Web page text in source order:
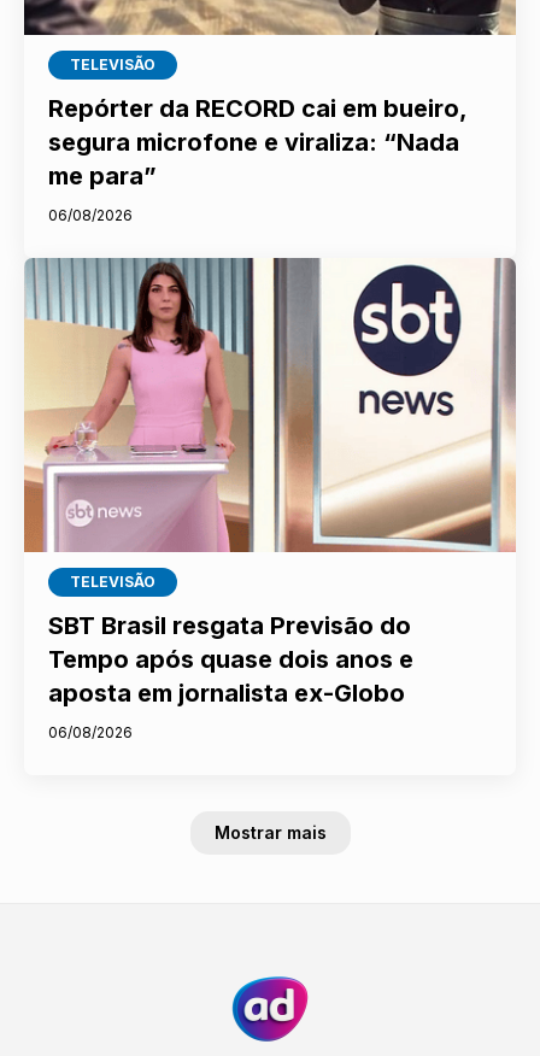
TELEVISÃO
Repórter da RECORD cai em bueiro,
segura microfone e viraliza: “Nada
me para”
06/08/2026
TELEVISÃO
SBT Brasil resgata Previsão do
Tempo após quase dois anos e
aposta em jornalista ex-Globo
06/08/2026
Mostrar mais